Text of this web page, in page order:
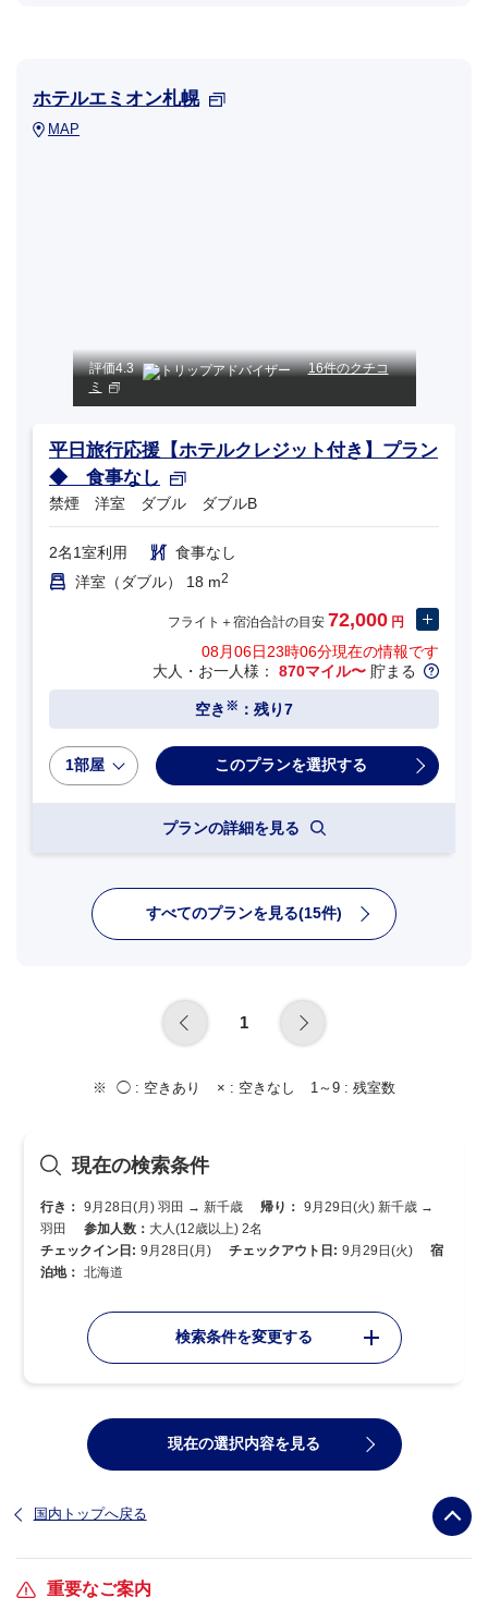
ホテルエミオン札幌
MAP
評価4.3
16件のクチコ
ミ
平日旅行応援【ホテルクレジット付き】プラン
◆ 食事なし
禁煙 洋室 ダブル ダブルB
2名1室利用
食事なし
洋室（ダブル） 18 m2
フライト＋宿泊合計の目安 72,000 円
08月06日23時06分現在の情報です
大人・お一人様： 870マイル〜 貯まる
空き ※ ：残り7
1部屋
プランの詳細を見る
すべてのプランを見る(15件)
1
◯ : 空きあり × : 空きなし 1～9 : 残室数
現在の検索条件
行き： 9月28日(月) 羽田 → 新千歳 帰り： 9月29日(火) 新千歳 →
羽田
参加人数： 大人(12歳以上) 2名
チェックイン日: 9月28日(月) チェックアウト日: 9月29日(火)
宿
泊地： 北海道
検索条件を変更する
現在の選択内容を見る
国内トップへ戻る
重要なご案内